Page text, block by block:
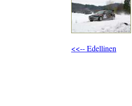
<<-- Edellinen